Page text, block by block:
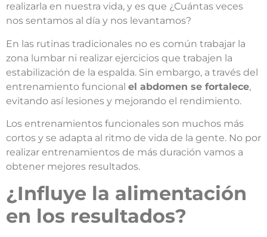
realizarla en nuestra vida, y es que ¿Cuántas veces
nos sentamos al día y nos levantamos?
En las rutinas tradicionales no es común trabajar la
zona lumbar ni realizar ejercicios que trabajen la
estabilización de la espalda. Sin embargo, a través del
entrenamiento funcional el abdomen se fortalece,
evitando así lesiones y mejorando el rendimiento.
Los entrenamientos funcionales son muchos más
cortos y se adapta al ritmo de vida de la gente. No por
realizar entrenamientos de más duración vamos a
obtener mejores resultados.
¿Influye la alimentación
en los resultados?